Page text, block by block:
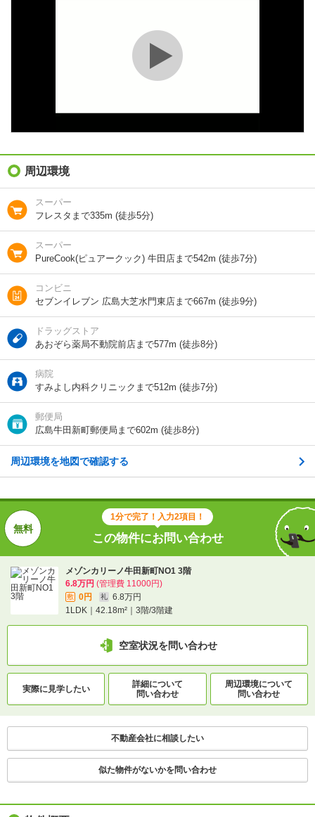
木造
2023年3月
向き 南西
地図を見る
1分で完了！入力2項目！
この物件にお問い合わせ
メゾンカリーノ牛田新町NO1 3階
敷 0円 礼
6.8万円
空室状況を問い合わせ
実際に見学したい
不動産会社に相談したい
周辺環境
スーパー
フレスタまで335m (徒歩5分)
スーパー
PureCook(ピュアークック) 牛田店まで542m (徒歩7分)
コンビニ
セブンイレブン 広島大芝水門東店まで667m (徒歩9分)
ドラッグストア
あおぞら薬局不動院前店まで577m (徒歩8分)
病院
すみよし内科クリニックまで512m (徒歩7分)
郵便局
広島牛田新町郵便局まで602m (徒歩8分)
周辺環境を地図で確認する
1分で完了！入力2項目！
この物件にお問い合わせ
メゾンカリーノ牛田新町NO1 3階
6.8万円 (管理費 11000円)
敷 0円 礼
6.8万円
1LDK｜42.18m²｜3階/3階建
空室状況を問い合わせ
実際に見学したい
詳細について
問い合わせ
周辺環境について
問い合わせ
不動産会社に相談したい
似た物件がないかを問い合わせ